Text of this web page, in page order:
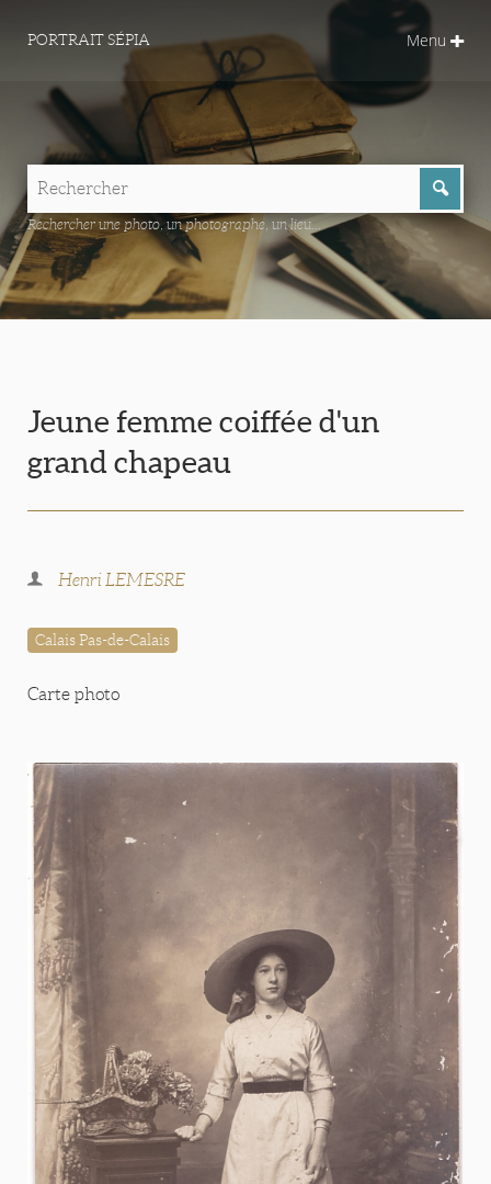
PORTRAIT SÉPIA Menu
Rechercher une photo, un photographe, un lieu...
Jeune femme coiffée d'un
grand chapeau
Henri LEMESRE
Calais Pas-de-Calais
Carte photo